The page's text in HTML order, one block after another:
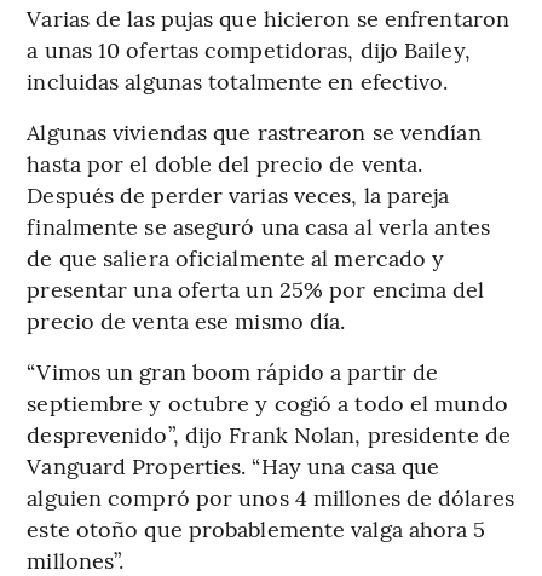
Varias de las pujas que hicieron se enfrentaron
a unas 10 ofertas competidoras, dijo Bailey,
incluidas algunas totalmente en efectivo.
Algunas viviendas que rastrearon se vendían
hasta por el doble del precio de venta.
Después de perder varias veces, la pareja
finalmente se aseguró una casa al verla antes
de que saliera oficialmente al mercado y
presentar una oferta un 25% por encima del
precio de venta ese mismo día.
“Vimos un gran boom rápido a partir de
septiembre y octubre y cogió a todo el mundo
desprevenido”, dijo Frank Nolan, presidente de
Vanguard Properties. “Hay una casa que
alguien compró por unos 4 millones de dólares
este otoño que probablemente valga ahora 5
millones”.